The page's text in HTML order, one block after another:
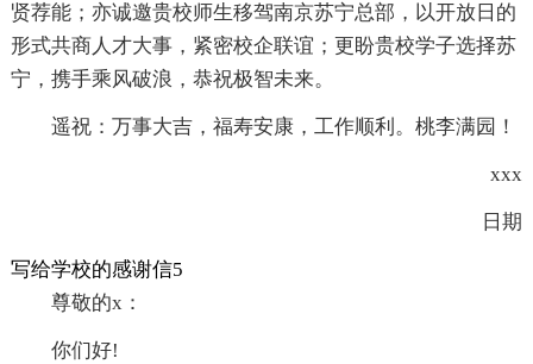
贤荐能；亦诚邀贵校师生移驾南京苏宁总部，以开放日的
形式共商人才大事，紧密校企联谊；更盼贵校学子选择苏
宁，携手乘风破浪，恭祝极智未来。
遥祝：万事大吉，福寿安康，工作顺利。桃李满园！
xxx
日期
写给学校的感谢信5
尊敬的x：
你们好!